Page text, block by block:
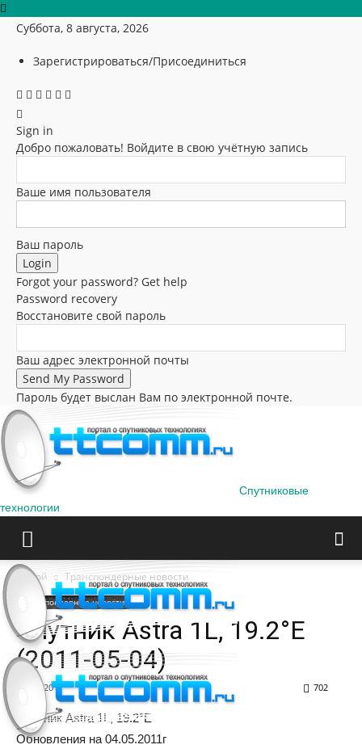
Суббота, 8 августа, 2026
Зарегистрироваться/Присоединиться
Sign in
Добро пожаловать! Войдите в свою учётную запись
Ваше имя пользователя
Ваш пароль
Forgot your password? Get help
Password recovery
Восстановите свой пароль
Ваш адрес электронной почты
Пароль будет выслан Вам по электронной почте.
Спутниковые
технологии
Домой Транспондерные новости
Транспондерные новости
Cпутник Astra 1L, 19.2°E
(2011-05-04)
04.05.2011 702
Cпутник Astra 1L, 19.2°E
Oбнoвлeния нa 04.05.2011г